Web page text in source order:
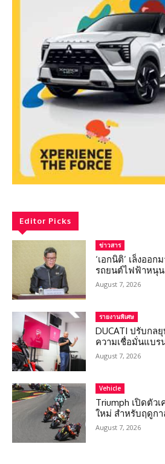
Editor Picks
ข่าวสาร
‘เอกนิติ’ เล็งออ
รถยนต์ไฟฟ้าหนุ
August 7, 2026
รายงานพิเศษ
DUCATI ปรับกล
ความเชื่อมั่นแบร
August 7, 2026
Vehicle
Triumph เปิดตัว
ใหม่ สำหรับฤดูกา
August 7, 2026